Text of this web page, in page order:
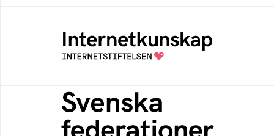
Samlad kunskap som hjälper dig att bli en
säker och medveten internetanvändare
Svenska federationer
Grunden för medlemskap i en sektors- eller
kontextspecifik federation